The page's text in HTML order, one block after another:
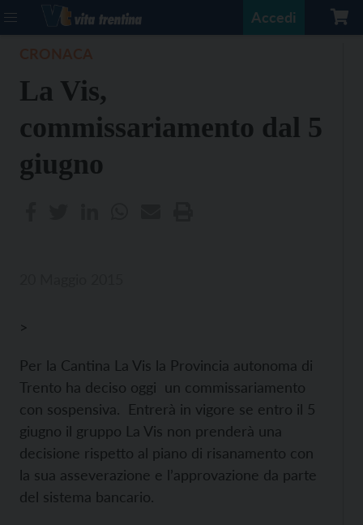
Accedi
La Vis,
commissariamento dal 5
giugno
>
Per la Cantina La Vis la Provincia autonoma di
Trento ha deciso oggi un commissariamento
con sospensiva. Entrerà in vigore se entro il 5
giugno il gruppo La Vis non prenderà una
decisione rispetto al piano di risanamento con
la sua asseverazione e l’approvazione da parte
del sistema bancario.